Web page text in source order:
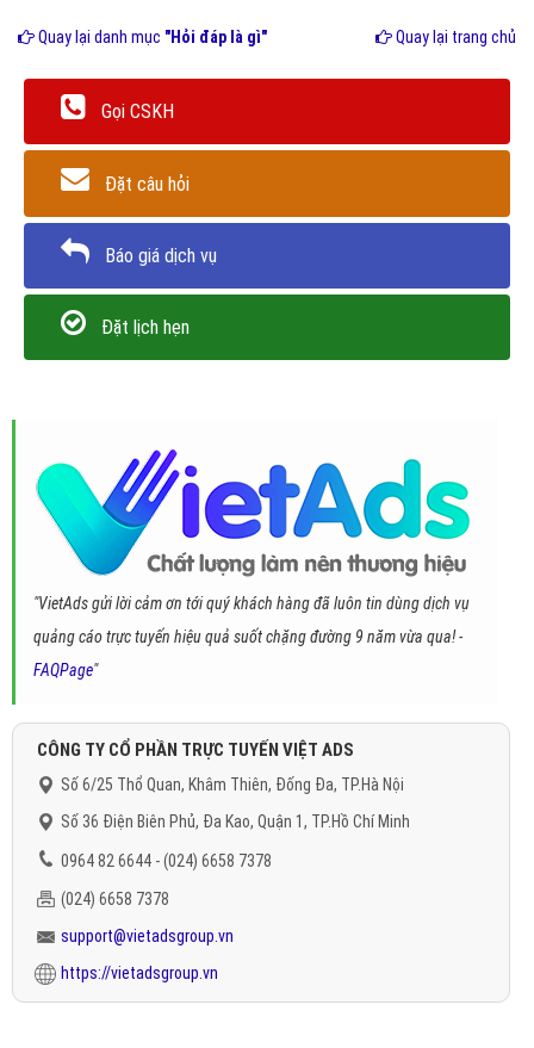
Quay lại danh mục "Hỏi đáp là gì" Quay lại trang chủ
Gọi CSKH
Đặt câu hỏi
Báo giá dịch vụ
Đặt lịch hẹn
"VietAds gửi lời cảm ơn tới quý khách hàng đã luôn tin dùng dịch vụ
quảng cáo trực tuyến hiệu quả suốt chặng đường 9 năm vừa qua! -
FAQPage"
CÔNG TY CỔ PHẦN TRỰC TUYẾN VIỆT ADS
Số 6/25 Thổ Quan, Khâm Thiên, Đống Đa, TP.Hà Nội
Số 36 Điện Biên Phủ, Đa Kao, Quận 1, TP.Hồ Chí Minh
0964 82 6644 - (024) 6658 7378
(024) 6658 7378
support@vietadsgroup.vn
https://vietadsgroup.vn